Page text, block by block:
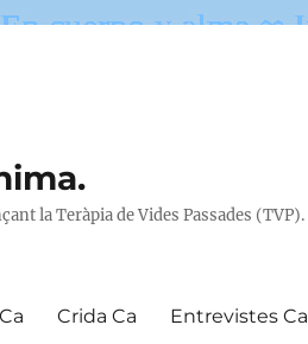
la Teràpia de Vides Passades (TVP).
Crida Ca Entrevistes Ca